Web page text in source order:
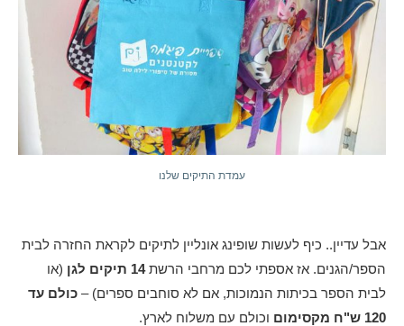
עמדת התיקים שלנו
אבל עדיין.. כיף לעשות שופינג אונליין לתיקים לקראת החזרה לבית
הספר/הגנים. אז אספתי לכם מרחבי הרשת14 תיקים לגן
(או
לבית הספר בכיתות הנמוכות, אם לא סוחבים ספרים) – כולם עד
120 ש"ח מקסימום
וכולם עם משלוח לארץ.